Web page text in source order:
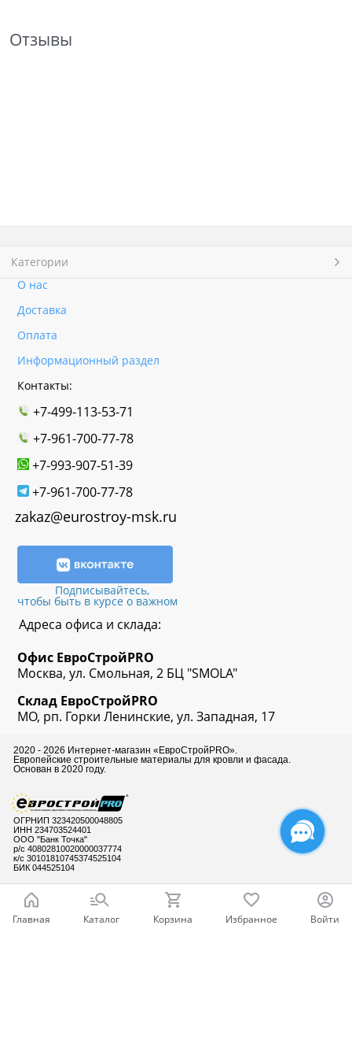
Отзывы
Категории
О нас
Доставка
Оплата
Информационный раздел
Контакты:
+7-499-113-53-71
+7-961-700-77-78
+7-993-907-51-39
+7-961-700-77-78
zakaz@eurostroy-msk.ru
Подписывайтесь,
чтобы быть в курсе о важном
Адреса офиса и склада:
Офис ЕвроСтройPRO
Москва, ул. Смольная, 2 БЦ "SMOLA"
Склад ЕвроСтройPRO
МО, рп. Горки Ленинские, ул. Западная, 17
2020 - 2026 Интернет-магазин «ЕвроСтройPRO».
Европейские строительные материалы для кровли и фасада.
Основан в 2020 году.
ОГРНИП 323420500048805
ИНН 234703524401
ООО "Банк Точка"
р/с 40802810020000037774
к/с 30101810745374525104
БИК 044525104
Главная Каталог Корзина Избранное Войти